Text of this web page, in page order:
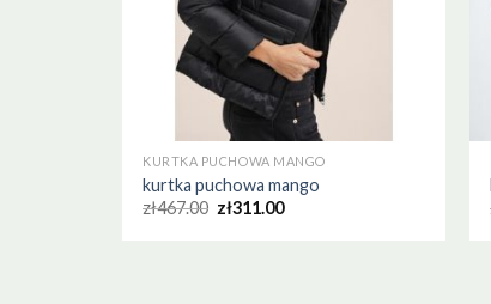
KURTKA PUCHOWA MANGO
kurtka puchowa mango
zł467.00 zł311.00